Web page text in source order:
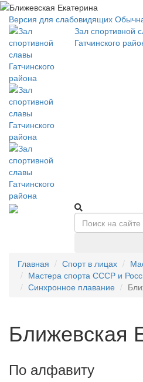
Версия для слабовидящих
Зал спортивной
Гатчинского
Главная
Спорт в лицах
Мастера спорта СССР и
Синхронное плавание
Ближевская
По алфавиту